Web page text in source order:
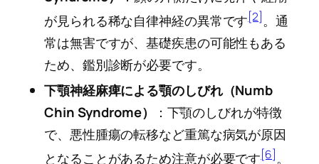
が見られる稀な自律神経の異常です[2]。通
常は無害ですが、基礎疾患の可能性もある
ため、鑑別診断が必要です。
下顎神経麻痺による顎のしびれ（Numb
Chin Syndrome）
：下顎のしびれが特徴
で、悪性腫瘍の転移など重篤な病気が原因
となることがあるため注意が必要です[6]。